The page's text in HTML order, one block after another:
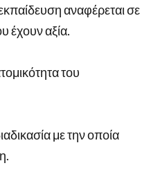
αναφέρεται σε
έχουν αξία.
του
με την οποία